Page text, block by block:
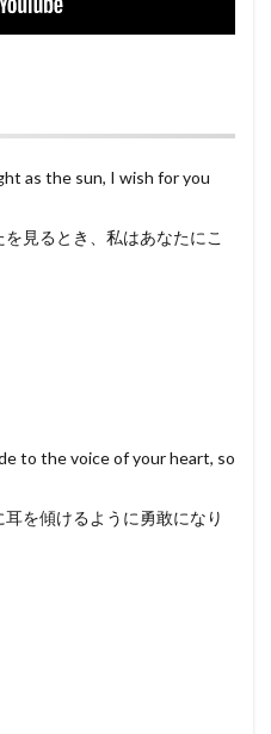
as the sun, I wish for you
見るとき、私はあなたにこ
to the voice of your heart, so
を傾けるように勇敢になり